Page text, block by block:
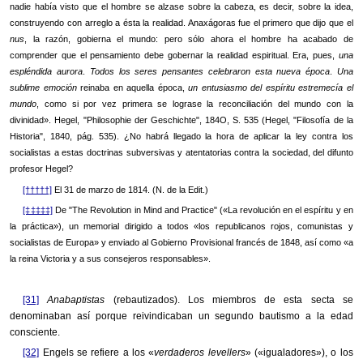
nadie había visto que el hombre se alzase sobre la cabeza, es decir, sobre la idea,
construyendo con arreglo a ésta la realidad. Anaxágoras fue el primero que dijo que el
nus , la razón, gobierna el mundo: pero sólo ahora el hombre ha acabado de
comprender que el pensamiento debe gobernar la realidad espiritual. Era, pues, una
espléndida aurora
Todos los seres pensantes celebraron esta nueva época. Una
sublime emociónreinaba en aquella época,un entusiasmo del espíritu estremecía el
mundo , como si por vez primera se lograse la reconciliación del mundo con la
divinidad». Hegel, "Philosophie der Geschichte", 184O, S. 535 (Hegel, "Filosofía de la
Historia", 1840, pág. 535). ¿No habrá llegado la hora de aplicar la ley contra los
socialistas a estas doctrinas subversivas y atentatorias contra la sociedad, del difunto
profesor Hegel?
[†††††] El 31 de marzo de 1814. (N. de la Edit.)
[‡‡‡‡‡] De "The Revolution in Mind and Practice" («La revolución en el espíritu y en
la práctica»), un memorial dirigido a todos «los republicanos rojos, comunistas y
socialistas de Europa» y enviado al Gobierno Provisional francés de 1848, así como «a
la reina Victoria y a sus consejeros responsables».
[31] Anabaptistas (rebautizados). Los miembros de esta secta se
denominaban así porque reivindicaban un segundo bautismo a la edad
consciente.
[32] Engels se refiere a los «verdaderos levellers» («igualadores»), o los